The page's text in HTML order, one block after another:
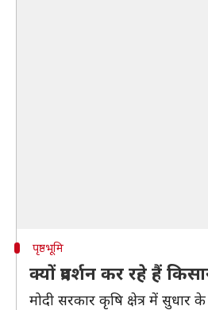
पृष्ठभूमि
क्यों प्रदर्शन कर रहे हैं
मोदी सरकार कृषि क्षेत्र में